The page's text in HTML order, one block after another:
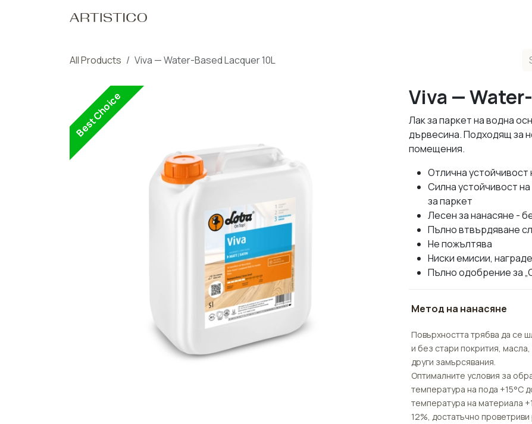
All Products Viva — Water-Based Lacquer 10L
Best Choice Viva —
Лак за паркет на водна
дървесина. Подходящ за
помещения.
Отлична устойчивост
Силна устойчивост
за паркет
Лесен за нанасяне -
Пълно втвърдяване
Не пожълтява
Ниски емисии,
Пълно одобрение за
Метод на нанасяне
Повърхността трябва да се
и без стари покрития,
други замърсявания.
Оптималните условия за
температура на пода +15°C
температура на материала
12%, достатъчно